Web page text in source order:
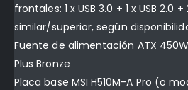
frontales: 1 x USB 3.0 + 1 x USB 2.0
similar/superior, según
Fuente de alimentación ATX
Plus Bronze
Placa base MSI H510M-A Pro (o